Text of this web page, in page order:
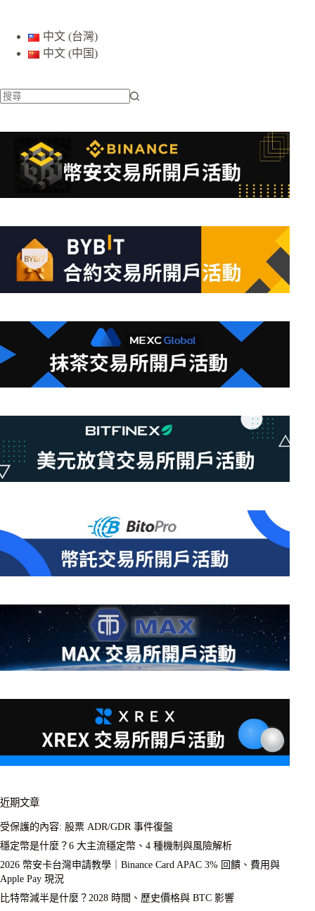
中文 (台灣)
中文 (中国)
不
條
近期文章
受保護的內容: 股票 ADR/GDR 事件復盤
穩定幣是什麼？6 大主流穩定幣、4 種機制與風險解析
2026 幣安卡台灣申請教學｜Binance Card APAC 3% 回饋、費用與
Apple Pay 現況
比特幣減半是什麼？2028 時間、歷史價格與 BTC 影響